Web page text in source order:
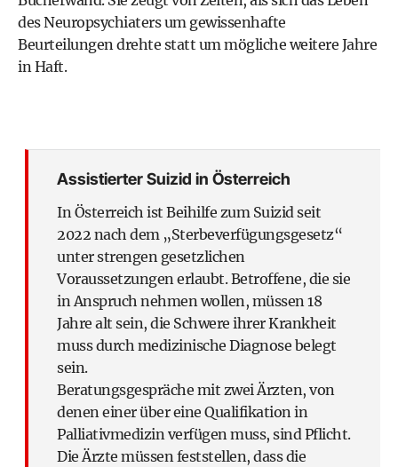
des Neuropsychiaters um gewissenhafte
Beurteilungen drehte statt um mögliche weitere Jahre
in Haft.
Assistierter Suizid in Österreich
In Österreich ist Beihilfe zum Suizid seit
2022 nach dem „Sterbeverfügungsgesetz“
unter strengen gesetzlichen
Voraussetzungen erlaubt. Betroffene, die sie
in Anspruch nehmen wollen, müssen 18
Jahre alt sein, die Schwere ihrer Krankheit
muss durch medizinische Diagnose belegt
sein.
Beratungsgespräche mit zwei Ärzten, von
denen einer über eine Qualifikation in
Palliativmedizin verfügen muss, sind Pflicht.
Die Ärzte müssen feststellen, dass die